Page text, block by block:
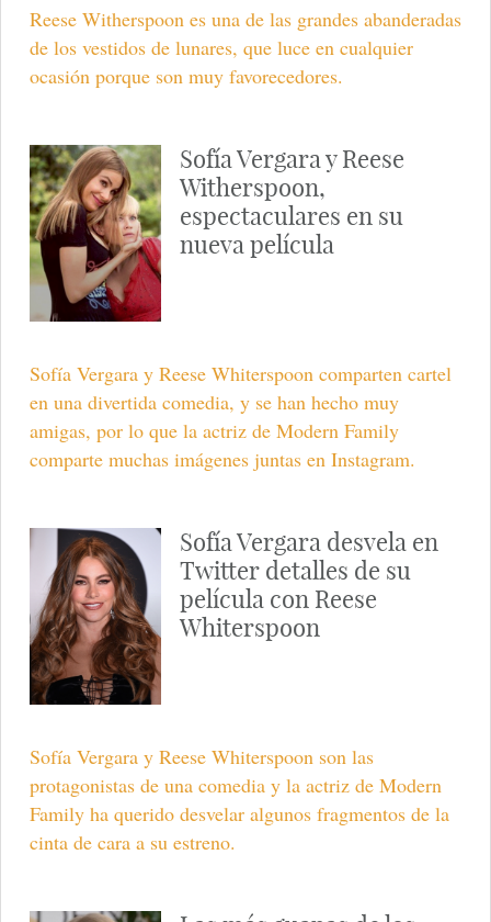
Reese Witherspoon es una de las grandes abanderadas
de los vestidos de lunares, que luce en cualquier
ocasión porque son muy favorecedores.
Sofía Vergara y Reese
Witherspoon,
espectaculares en su
nueva película
Sofía Vergara y Reese Whiterspoon comparten cartel
en una divertida comedia, y se han hecho muy
amigas, por lo que la actriz de Modern Family
comparte muchas imágenes juntas en Instagram.
Sofía Vergara desvela en
Twitter detalles de su
película con Reese
Whiterspoon
Sofía Vergara y Reese Whiterspoon son las
protagonistas de una comedia y la actriz de Modern
Family ha querido desvelar algunos fragmentos de la
cinta de cara a su estreno.